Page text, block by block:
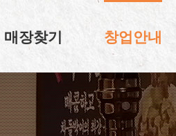
매장찾기 창업안내